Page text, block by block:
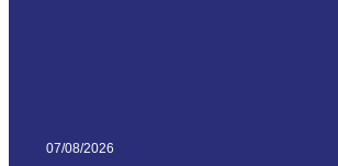
07/08/2026